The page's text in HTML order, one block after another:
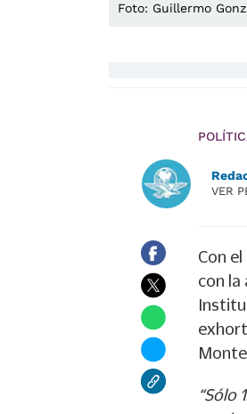
Foto: Guillermo
VER
Con
con la
“Sólo